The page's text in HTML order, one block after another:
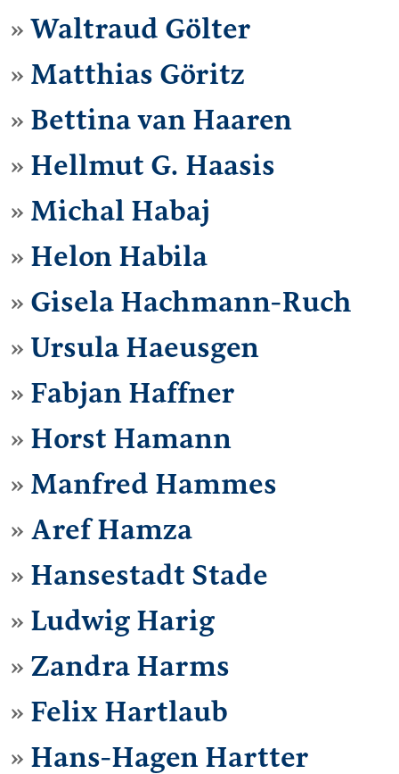
Waltraud Gölter
Matthias Göritz
Bettina van Haaren
Hellmut G. Haasis
Michal Habaj
Helon Habila
Gisela Hachmann-Ruch
Ursula Haeusgen
Fabjan Haffner
Horst Hamann
Manfred Hammes
Aref Hamza
Hansestadt Stade
Ludwig Harig
Zandra Harms
Felix Hartlaub
Hans-Hagen Hartter